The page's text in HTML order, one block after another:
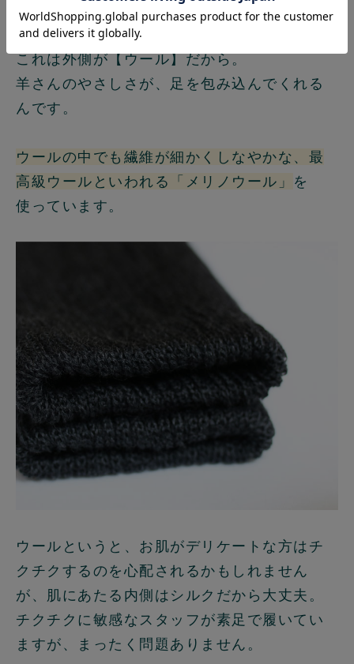
す。
これは外側が【ウール】だから。
羊さんのやさしさが、足を包み込んでくれる
んです。
ウールの中でも繊維が細かくしなやかな、最
高級ウールといわれる「メリノウール」 を
使っています。
ウールというと、お肌がデリケートな方はチ
クチクするのを心配されるかもしれません
が、肌にあたる内側はシルクだから大丈夫。
チクチクに敏感なスタッフが素足で履いてい
ますが、まったく問題ありません。